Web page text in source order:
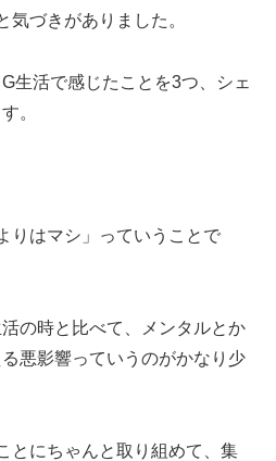
気づきがありました。
生活で感じたことを3つ、シェ
。
りはマシ」っていうことで
の時と比べて、メンタルとか
悪影響っていうのがかなり少
とにちゃんと取り組めて、集